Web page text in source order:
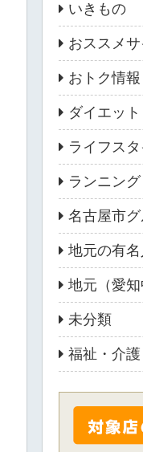
いきもの
おススメサ
おトク情報
ダイエット
ライフス
ランニング
名古屋市
地元の有
地元（愛
未分類
福祉・介